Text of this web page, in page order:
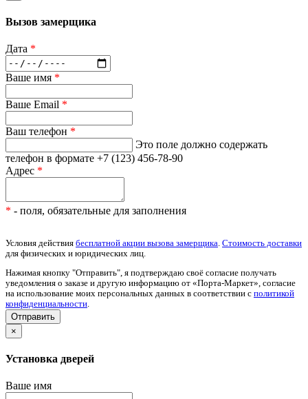
Вызов замерщика
Дата *
Ваше имя *
Ваше Email *
Ваш телефон *
Это поле должно содержать
телефон в формате +7 (123) 456-78-90
Адрес *
* - поля, обязательные для заполнения
Условия действия бесплатной акции вызова замерщика Стоимость доставки
для физических и юридических лиц.
Нажимая кнопку "Отправить", я подтверждаю своё согласие получать
уведомления о заказе и другую информацию от «Порта-Маркет», согласие
на использование моих персональных данных в соответствии с политикой
конфиденциальности
×
Установка дверей
Ваше имя